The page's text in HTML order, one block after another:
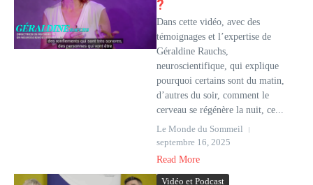
?
Dans cette vidéo, avec des
témoignages et l’expertise de
Géraldine Rauchs,
neuroscientifique, qui explique
pourquoi certains sont du matin,
d’autres du soir, comment le
cerveau se régénère la nuit, ce...
Le Monde du Sommeil
septembre 16, 2025
Read More
Vidéo et Podcast